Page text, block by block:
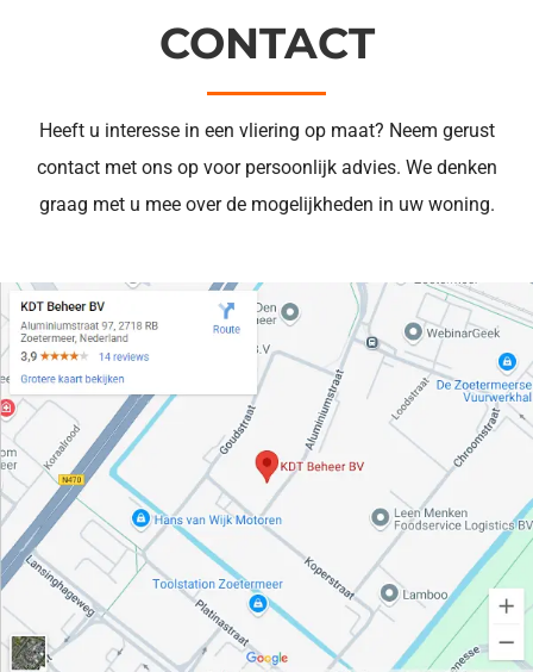
CONTACT
Heeft u interesse in een vliering op maat? Neem gerust
contact met ons op voor persoonlijk advies. We denken
graag met u mee over de mogelijkheden in uw woning.